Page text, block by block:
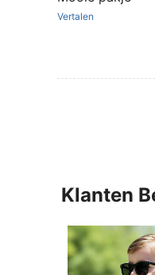
Vertalen
Klanten